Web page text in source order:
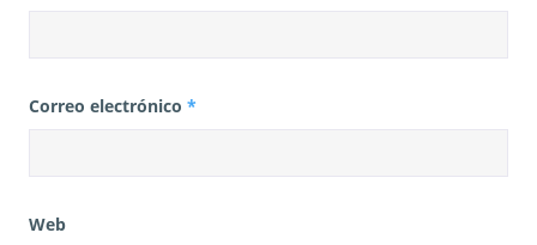
Correo electrónico *
Web